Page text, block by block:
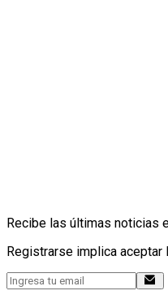
Recibe las últimas noticias
Registrarse implica aceptar